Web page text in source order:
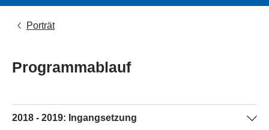
Porträt
Programmablauf
2018 - 2019: Ingangsetzung